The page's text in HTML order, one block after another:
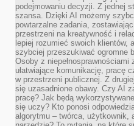
podejmowaniu decyzji. Z jednej
szansa. Dzięki AI możemy
powtarzalne zadania,
przestrzeni na kreatywność i
lepiej rozumieć swoich klientów,
szybciej przeszukiwać ogromne
Osoby z niepełnosprawnościami
ułatwiające komunikację, pracę
w przestrzeni publicznej. Z
się uzasadnione obawy. Czy AI
pracę? Jak będą
się uczy? Kto ponosi
algorytmu – twórca, użytkownik,